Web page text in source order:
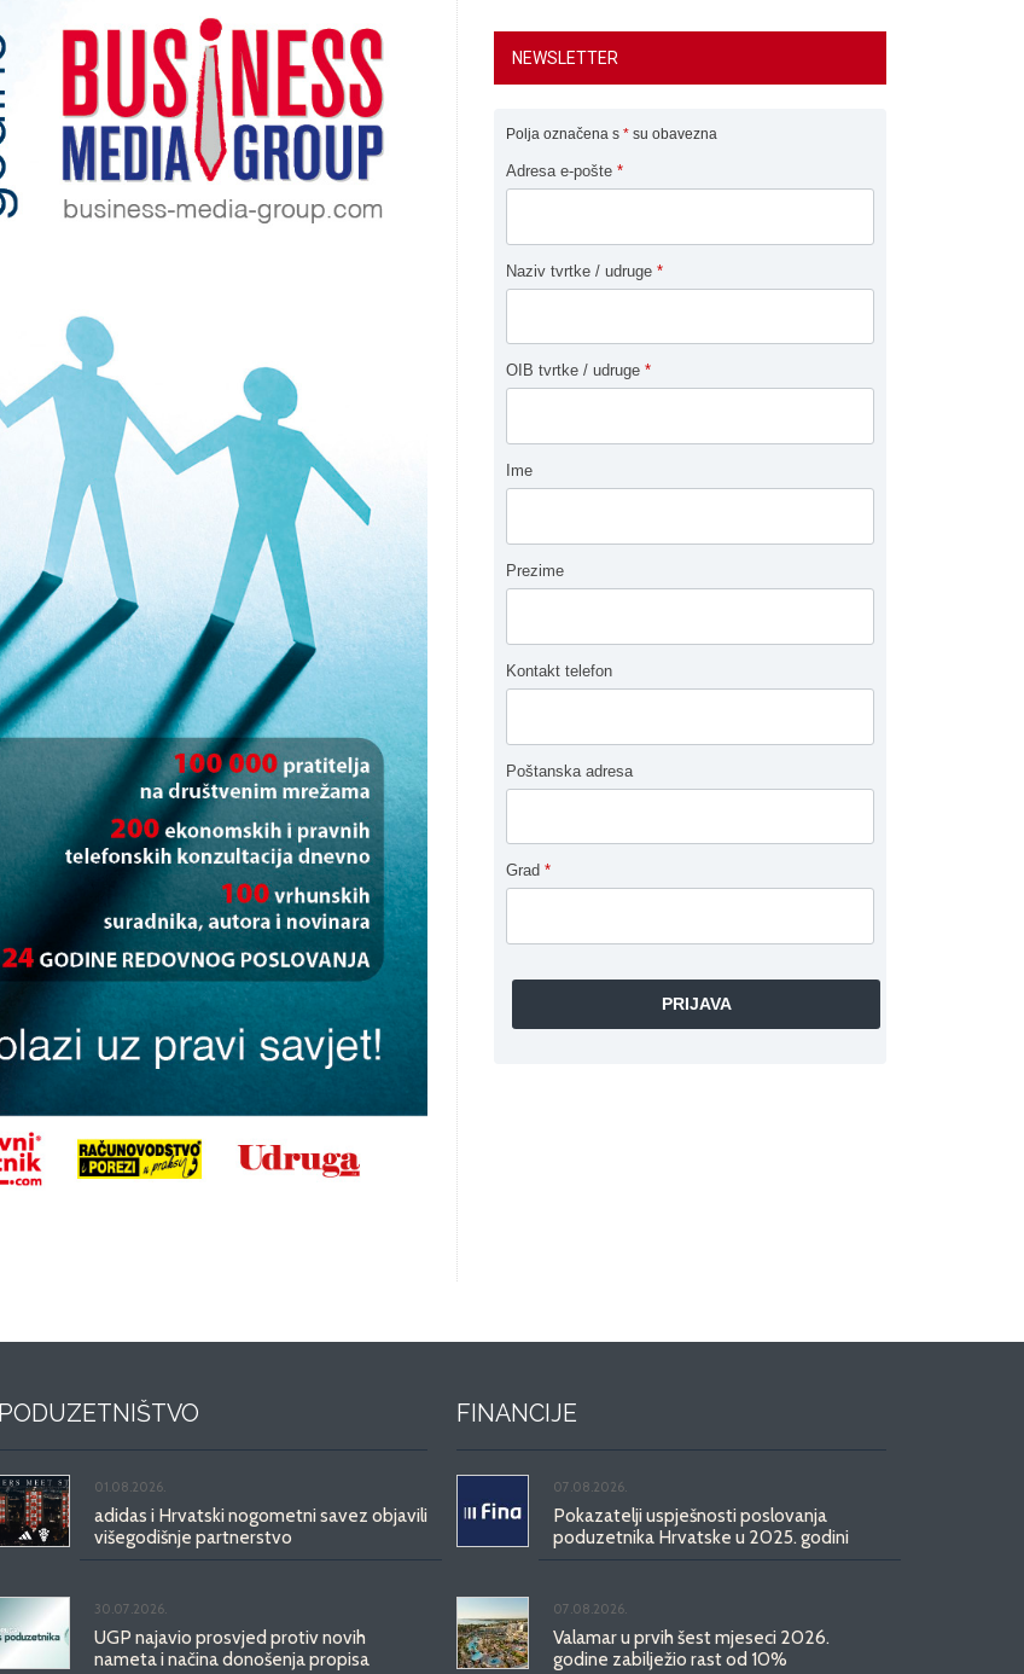
NEWSLETTER
Polja označena s * su obavezna
Adresa e-pošte *
Naziv tvrtke / udruge *
OIB tvrtke / udruge *
Ime
Prezime
Kontakt telefon
Poštanska adresa
Grad *
PODUZETNIŠTVO
01.08.2026.
adidas i Hrvatski nogometni savez objavili
višegodišnje partnerstvo
30.07.2026.
UGP najavio prosvjed protiv novih
nameta i načina donošenja propisa
FINANCIJE
07.08.2026.
Pokazatelji uspješnosti poslovanja
poduzetnika Hrvatske u 2025. godini
07.08.2026.
Valamar u prvih šest mjeseci 2026.
godine zabilježio rast od 10%